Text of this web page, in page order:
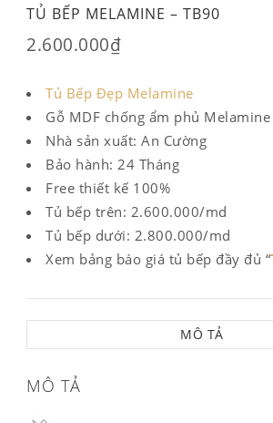
TỦ BẾP MELAMINE – TB90
2.600.000₫
Tủ Bếp Đẹp Melamine
Gỗ MDF chống ẩm phủ Melamine
Nhà sản xuất: An Cường
Bảo hành: 24 Tháng
Free thiết kế 100%
Tủ bếp trên: 2.600.000/md
Tủ bếp dưới: 2.800.000/md
Xem bảng báo giá tủ bếp đầy đủ “
MÔ TẢ
MÔ TẢ